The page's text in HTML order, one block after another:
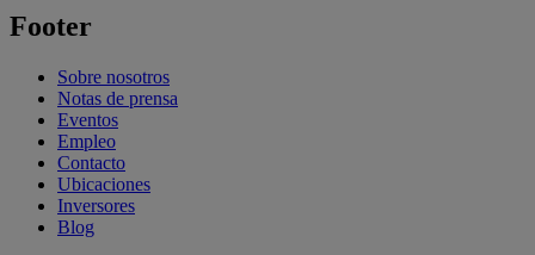
Footer
Sobre nosotros
Notas de prensa
Eventos
Empleo
Contacto
Ubicaciones
Inversores
Blog